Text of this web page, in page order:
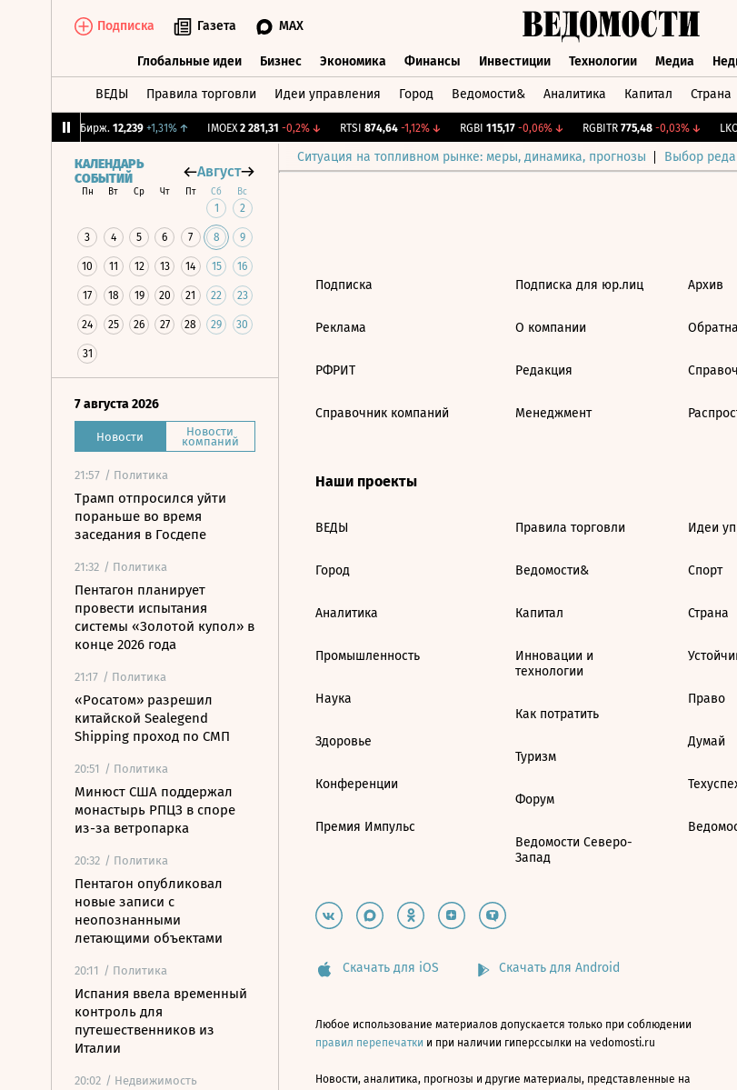
Подписка Газета MAX
Глобальные идеи Бизнес Экономика Финансы Инвестиции Технологии Медиа
ВЕДЫ Правила торговли Идеи управления Город Ведомости& Аналитика Капитал Страна
CNY Бирж. 12,239 +1,31%↑ IMOEX 2 281,31 -0,2%↓ RTSI 874,64 -1,12%↓ RGBI 115,17 -0,06%↓ RGBITR 775,48 -0,03%↓ LKOH
Ситуация на топливном рынке: меры, динамика, прогнозы Выбор
КАЛЕНДАРЬ
СОБЫТИЙ
Август
Пн Вт Ср Чт Пт Сб Вс
1 2
3 4 5 6 7 8 9
10 11 12 13 14 15 16
17 18 19 20 21 22 23
24 25 26 27 28 29 30
31
7 августа 2026
Новости Новости
компаний
21:57 / Политика
Трамп отпросился уйти
пораньше во время
заседания в Госдепе
21:32 / Политика
Пентагон планирует
провести испытания
системы «Золотой купол» в
конце 2026 года
21:17 / Политика
«Росатом» разрешил
китайской Sealegend
Shipping проход по СМП
20:51 / Политика
Минюст США поддержал
монастырь РПЦЗ в споре
из-за ветропарка
20:32 / Политика
Пентагон опубликовал
новые записи с
неопознанными
летающими объектами
20:11 / Политика
Испания ввела временный
контроль для
путешественников из
Италии
20:02 / Недвижимость
Подписка
Реклама
РФРИТ
Справочник компаний
Подписка для юр.лиц
О компании
Редакция
Менеджмент
Архив
Наши проекты
ВЕДЫ
Город
Аналитика
Промышленность
Наука
Здоровье
Конференции
Премия Импульс
Правила торговли
Ведомости&
Капитал
Инновации и
технологии
Как потратить
Туризм
Форум
Ведомости Северо-
Запад
Идеи
Спорт
Страна
Право
Думай
Скачать для iOS Скачать для Android
Любое использование материалов допускается только при соблюдении
правил перепечатки и при наличии гиперссылки на vedomosti.ru
Новости, аналитика, прогнозы и другие материалы, представленные на